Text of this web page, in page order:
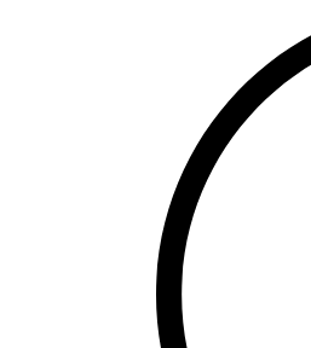
მაქსიმალურ
ან ოფისში.